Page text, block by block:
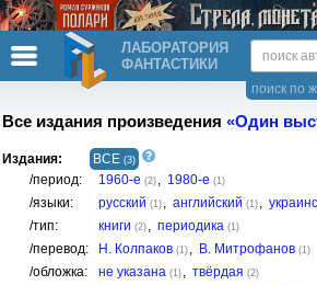
ЛАБОРАТОРИЯ
ФАНТАСТИКИ
поиск по
Все издания произведения «Один
Издания: ВСЕ (3)
/период: 1960-е (2) , 1980-е (1)
/языки: русский (1) , английский (1) ,
/тип: книги (2) , периодика (1)
/перевод: Н. Колпаков (1) , В. Митрофанов (1)
/обложка: не указана (1) , твёрдая (2)